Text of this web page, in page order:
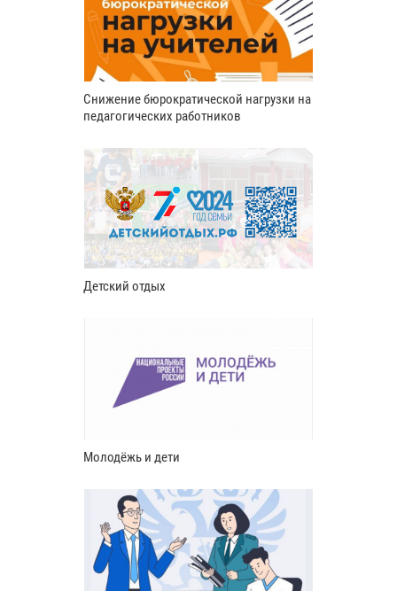
Снижение бюрократической нагрузки на
педагогических работников
Детский отдых
Молодёжь и дети